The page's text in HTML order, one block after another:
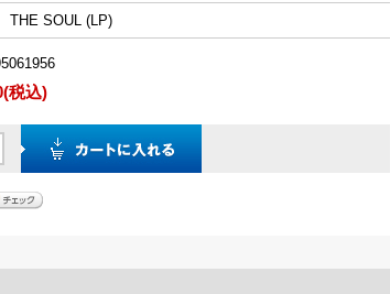
THE SOUL (LP)
税込)